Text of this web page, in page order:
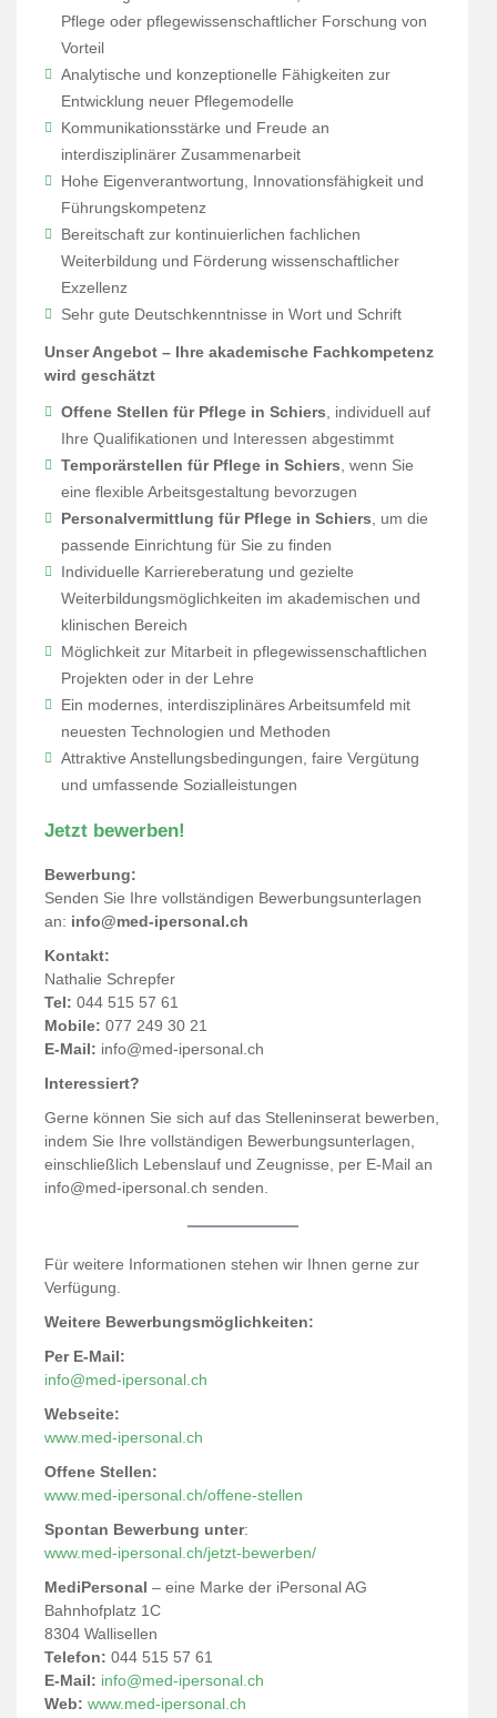
Pflege oder pflegewissenschaftlicher Forschung von
Vorteil
Analytische und konzeptionelle Fähigkeiten zur
Entwicklung neuer Pflegemodelle
Kommunikationsstärke und Freude an
interdisziplinärer Zusammenarbeit
Hohe Eigenverantwortung, Innovationsfähigkeit und
Führungskompetenz
Bereitschaft zur kontinuierlichen fachlichen
Weiterbildung und Förderung wissenschaftlicher
Exzellenz
Sehr gute Deutschkenntnisse in Wort und Schrift
Unser Angebot – Ihre akademische Fachkompetenz
wird geschätzt
Offene Stellen für Pflege in Schiers , individuell auf
Ihre Qualifikationen und Interessen abgestimmt
Temporärstellen für Pflege in Schiers , wenn Sie
eine flexible Arbeitsgestaltung bevorzugen
Personalvermittlung für Pflege in Schiers , um die
passende Einrichtung für Sie zu finden
Individuelle Karriereberatung und gezielte
Weiterbildungsmöglichkeiten im akademischen und
klinischen Bereich
Möglichkeit zur Mitarbeit in pflegewissenschaftlichen
Projekten oder in der Lehre
Ein modernes, interdisziplinäres Arbeitsumfeld mit
neuesten Technologien und Methoden
Attraktive Anstellungsbedingungen, faire Vergütung
und umfassende Sozialleistungen
Jetzt bewerben!
Bewerbung:
Senden Sie Ihre vollständigen Bewerbungsunterlagen
an: info@med-ipersonal.ch
Kontakt:
Nathalie Schrepfer
Tel: 044 515 57 61
Mobile: 077 249 30 21
E-Mail: info@med-ipersonal.ch
Interessiert?
Gerne können Sie sich auf das Stelleninserat bewerben,
indem Sie Ihre vollständigen Bewerbungsunterlagen,
einschließlich Lebenslauf und Zeugnisse, per E-Mail an
info@med-ipersonal.ch senden.
Für weitere Informationen stehen wir Ihnen gerne zur
Verfügung.
Weitere Bewerbungsmöglichkeiten:
Per E-Mail:
info@med-ipersonal.ch
Webseite:
www.med-ipersonal.ch
Offene Stellen:
www.med-ipersonal.ch/offene-stellen
Spontan Bewerbung unter:
www.med-ipersonal.ch/jetzt-bewerben/
MediPersonal – eine Marke der iPersonal AG
Bahnhofplatz 1C
8304 Wallisellen
Telefon: 044 515 57 61
E-Mail: info@med-ipersonal.ch
Web: www.med-ipersonal.ch